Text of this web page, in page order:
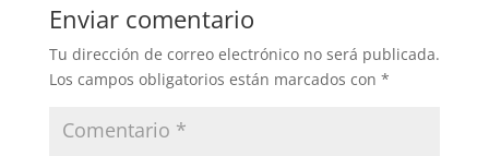
Enviar comentario
Tu dirección de correo electrónico no será publicada.
Los campos obligatorios están marcados con *